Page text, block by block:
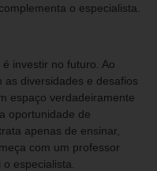
o especialista.
investir no futuro. Ao
diversidades e desafios
espaço verdadeiramente
oportunidade de
apenas de ensinar,
com um professor
especialista.